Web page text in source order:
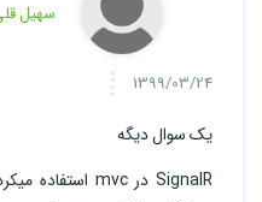
سهیل
1399/03/24
یک سوال دیگه